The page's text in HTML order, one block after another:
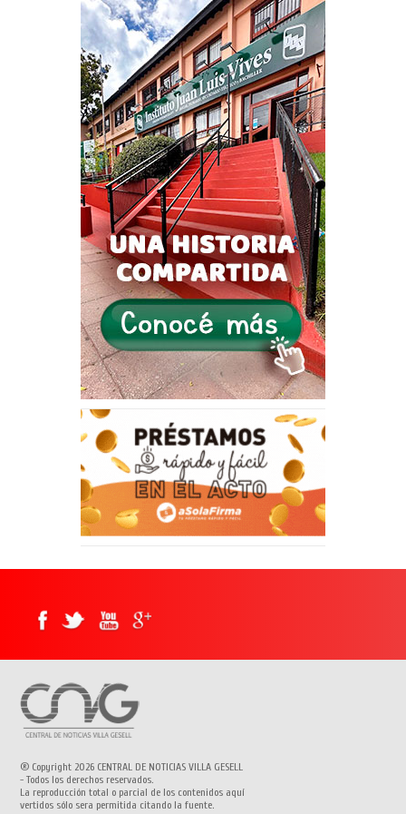
® Copyright 2026 CENTRAL DE NOTICIAS VILLA GESELL
- Todos los derechos reservados.
La reproducción total o parcial de los contenidos aquí
vertidos sólo sera permitida citando la fuente.